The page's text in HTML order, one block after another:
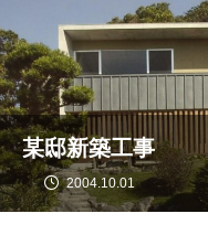
某邸新築工事
2004.10.01